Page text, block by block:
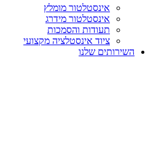
אינסטלטור מומלץ
אינסטלטור מידרג
תעודות והסמכות
ציוד אינסטלציה מקצועי
השירותים שלנו